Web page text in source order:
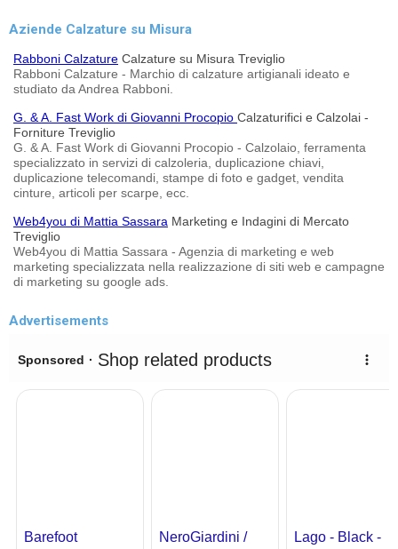
Aziende Calzature su Misura
Rabboni Calzature Calzature su Misura Treviglio
Rabboni Calzature - Marchio di calzature artigianali ideato e
studiato da Andrea Rabboni.
G. & A. Fast Work di Giovanni Procopio Calzaturifici e Calzolai -
Forniture Treviglio
G. & A. Fast Work di Giovanni Procopio - Calzolaio, ferramenta
specializzato in servizi di calzoleria, duplicazione chiavi,
duplicazione telecomandi, stampe di foto e gadget, vendita
cinture, articoli per scarpe, ecc.
Web4you di Mattia Sassara Marketing e Indagini di Mercato
Treviglio
Web4you di Mattia Sassara - Agenzia di marketing e web
marketing specializzata nella realizzazione di siti web e campagne
di marketing su google ads.
Advertisements